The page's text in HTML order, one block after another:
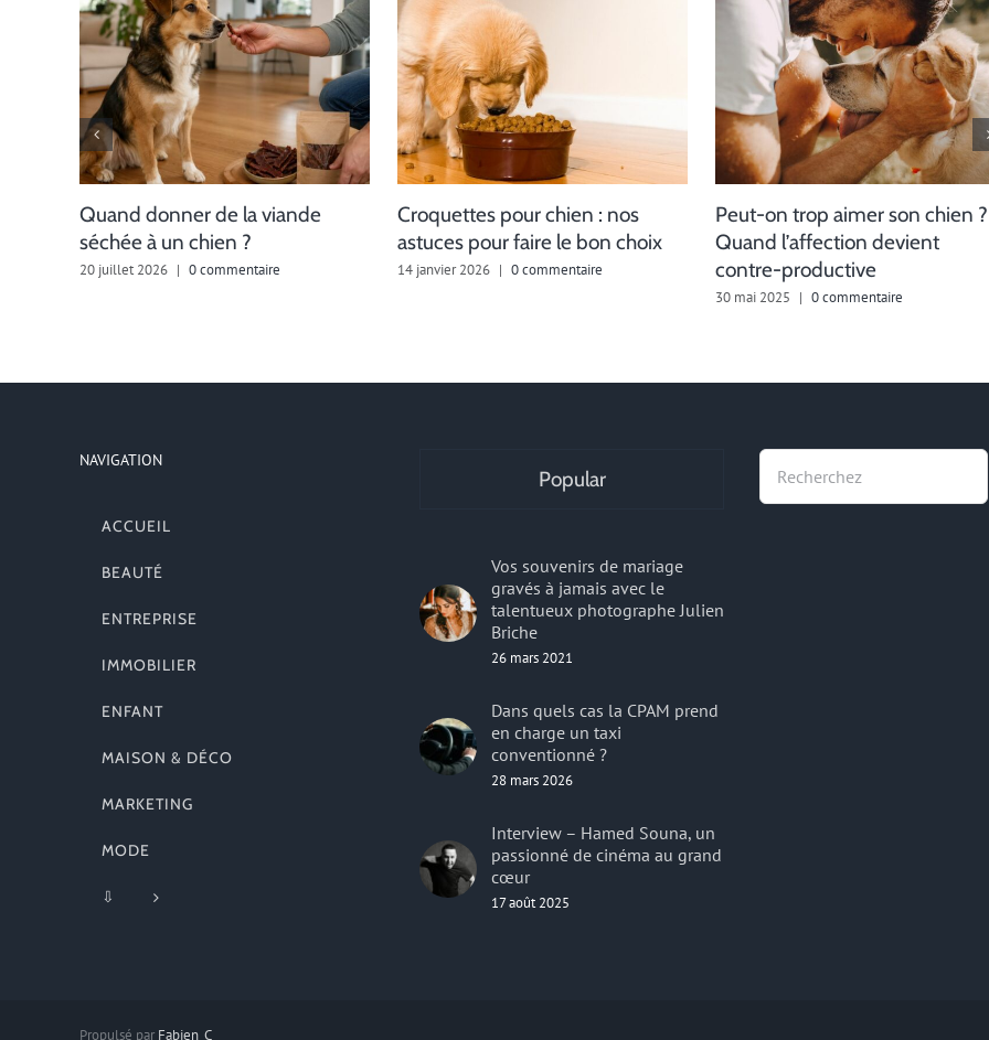
Quand donner de la viande
séchée à un chien ?
20 juillet 2026 | 0 commentaire
Croquettes pour chien : nos
astuces pour faire le bon choix
14 janvier 2026 | 0 commentaire
Peut-on trop aimer son chien ?
Quand l’affection devient
contre-productive
30 mai 2025 | 0 commentaire
NAVIGATION
ACCUEIL
BEAUTÉ
ENTREPRISE
IMMOBILIER
ENFANT
MAISON & DÉCO
MARKETING
MODE
⇩
Popular
Vos souvenirs de mariage
gravés à jamais avec le
talentueux photographe Julien
Briche
26 mars 2021
Dans quels cas la CPAM prend
en charge un taxi
conventionné ?
28 mars 2026
Interview – Hamed Souna, un
passionné de cinéma au grand
cœur
17 août 2025
Propulsé par Fabien_C